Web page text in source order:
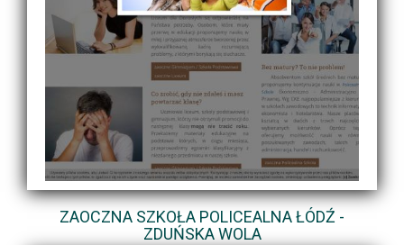
ZAOCZNA SZKOŁA POLICEALNA ŁÓDŹ -
ZDUŃSKA WOLA